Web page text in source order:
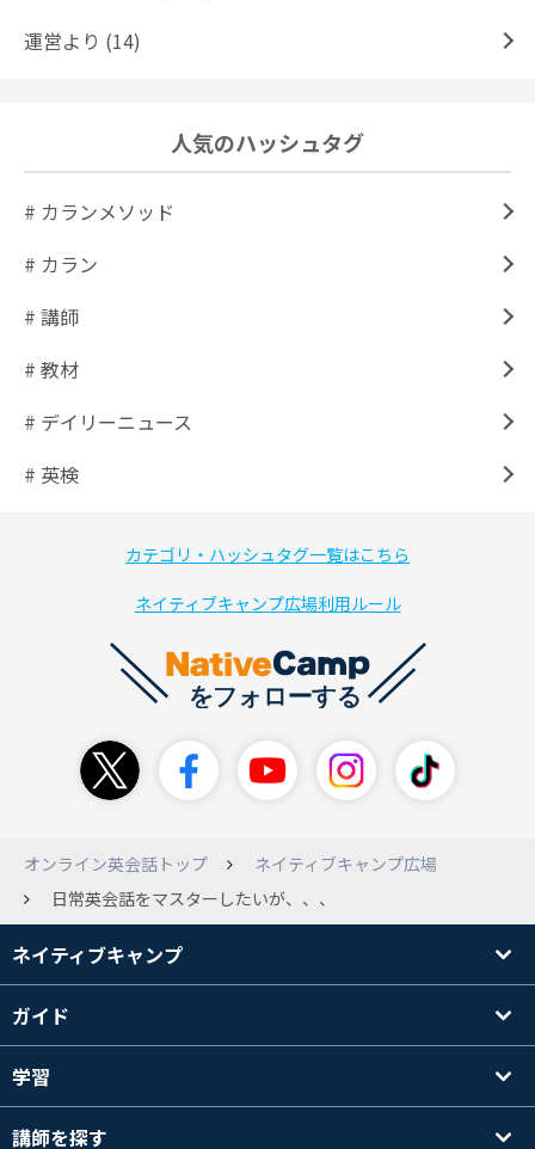
運営より (14)
人気のハッシュタグ
# カランメソッド
# カラン
# 講師
# 教材
# デイリーニュース
# 英検
カテゴリ・ハッシュタグ一覧はこちら
ネイティブキャンプ広場利用ルール
オンライン英会話トップ
ネイティブキャンプ広場
日常英会話をマスターしたいが、、、
ネイティブキャンプ
ガイド
学習
講師を探す